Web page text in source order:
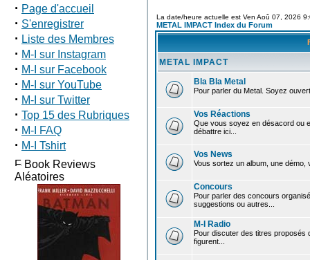
· Page d'accueil
· S'enregistrer
· Liste des Membres
· M-I sur Instagram
· M-I sur Facebook
· M-I sur YouTube
· M-I sur Twitter
· Top 15 des Rubriques
· M-I FAQ
· M-I Tshirt
Book Reviews
Aléatoires
La date/heure actuelle est Ven Aoû 07, 2026
METAL IMPACT Index du Forum
METAL IMPACT
Bla Bla Metal
Pour parler du Metal. Soyez
Vos Réactions
Que vous soyez en désacord ou
débattre ici...
Vos News
Vous sortez un album, une
Concours
Pour parler des concours
suggestions ou autres...
M-I Radio
Pour discuter des titres proposés
figurent...